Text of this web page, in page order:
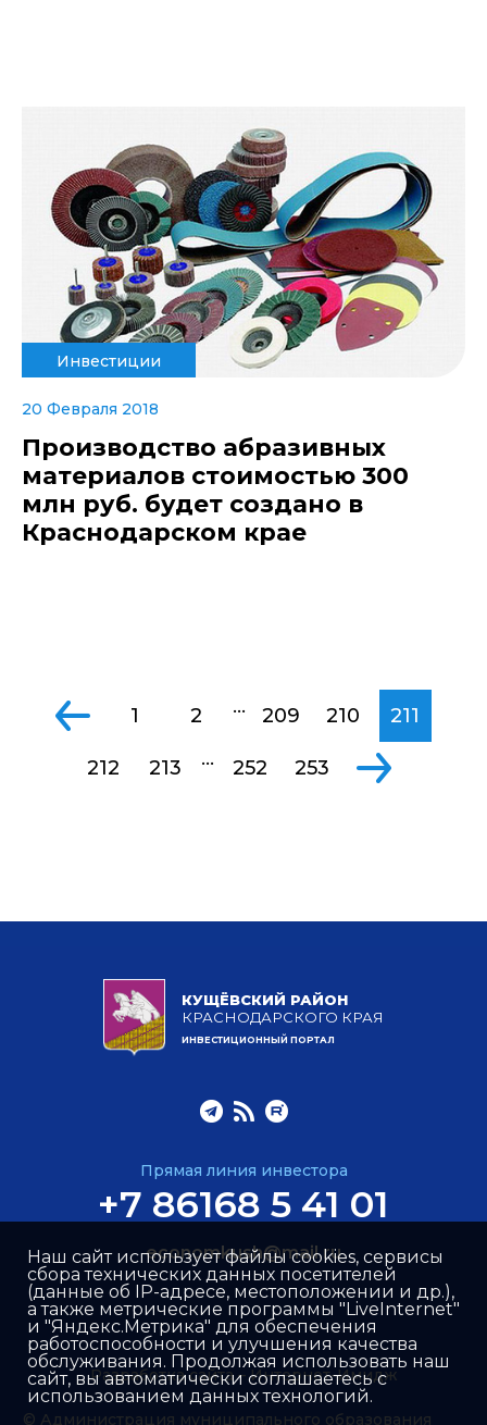
Инвестиции
20 Февраля 2018
Производство абразивных
материалов стоимостью 300
млн руб. будет создано в
Краснодарском крае
1 2 ... 209 210 211
212 213 ... 252 253
КУЩЁВСКИЙ РАЙОН
КРАСНОДАРСКОГО КРАЯ
ИНВЕСТИЦИОННЫЙ ПОРТАЛ
Прямая линия инвестора
+7 86168 5 41 01
economkush@mail.ru
© Администрация муниципального образования
Разработка сайта –Интернет-Имидж
Наш сайт использует файлы cookies, сервисы
сбора технических данных посетителей
(данные об IP-адресе, местоположении и др.),
а также метрические программы "LiveInternet"
и "Яндекс.Метрика" для обеспечения
работоспособности и улучшения качества
обслуживания. Продолжая использовать наш
сайт, вы автоматически соглашаетесь с
использованием данных технологий.